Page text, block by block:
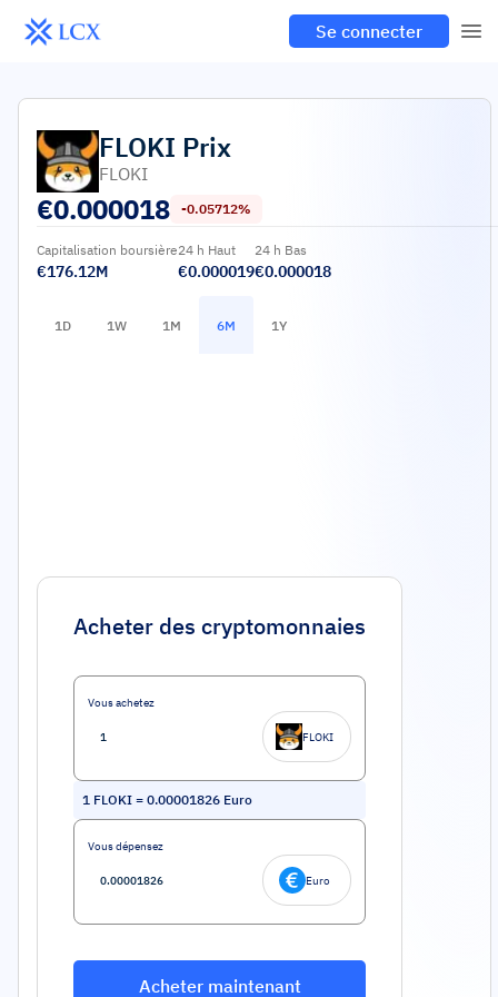
Se connecter
FLOKI Prix
FLOKI
€0.000018 -0.05712%
Capitalisation boursière
€176.12M
24 h Haut
€0.000019
24 h Bas
€0.000018
1D 1W 1M 6M 1Y
Acheter des cryptomonnaies
Vous achetez
FLOKI
1 FLOKI = 0.00001826 Euro
Vous dépensez
Euro
Acheter maintenant